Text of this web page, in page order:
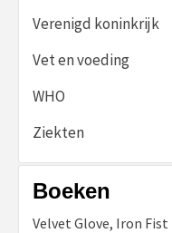
Verenigd koninkrijk
Vet en voeding
WHO
Ziekten
Boeken
Velvet Glove, Iron Fist